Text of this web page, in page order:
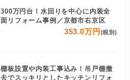
300万円台！水回りを中心に内装全
面リフォーム事例／京都市右京区
353.0万円 (税別)
棚板設置や内装工事込み！吊戸棚撤
去でスッキリとしたキッチンリフォ